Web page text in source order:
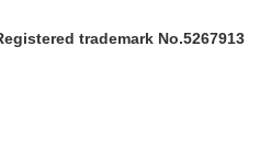
trademark No.5267913